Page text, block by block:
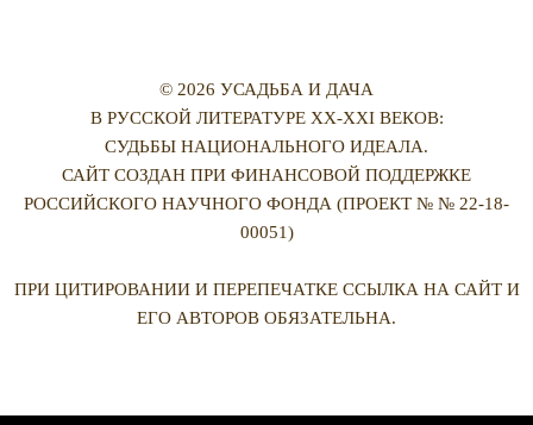
© 2026 УСАДЬБА И ДАЧА
В РУССКОЙ ЛИТЕРАТУРЕ XX-XXI ВЕКОВ:
СУДЬБЫ НАЦИОНАЛЬНОГО ИДЕАЛА.
САЙТ СОЗДАН ПРИ ФИНАНСОВОЙ ПОДДЕРЖКЕ
РОССИЙСКОГО НАУЧНОГО ФОНДА (ПРОЕКТ № № 22-18-
00051)
ПРИ ЦИТИРОВАНИИ И ПЕРЕПЕЧАТКЕ ССЫЛКА НА САЙТ И
ЕГО АВТОРОВ ОБЯЗАТЕЛЬНА.